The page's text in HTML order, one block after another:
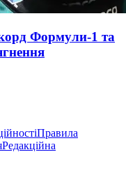
Формули-1 та
Правила
Редакційна